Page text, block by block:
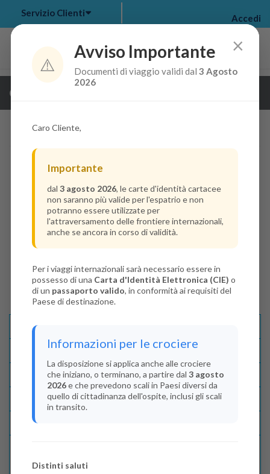
my bookings >
Servizio Clienti Accedi
Guarda i dettagli della crociera
Disponibilità
Condizioni
Recensioni
Indica il numero dei passeggeri
×
⚠️
Avviso Importante
Documenti di viaggio validi dal3 Agosto
2026
Caro Cliente,
Importante
dal 3 agosto 2026, le carte d'identità cartacee
non saranno più valide per l'espatrio e non
potranno essere utilizzate per
l'attraversamento delle frontiere internazionali,
anche se ancora in corso di validità.
Per i viaggi internazionali sarà necessario essere in
possesso di una Carta d'Identità Elettronica (CIE) o
di un passaporto valido, in conformità ai requisiti del
Paese di destinazione.
Informazioni per le crociere
La disposizione si applica anche alle crociere
che iniziano, o terminano, a partire dal 3 agosto
2026e che prevedono scali in Paesi diversi da
quello di cittadinanza dell'ospite, inclusi gli scali
in transito.
Distinti saluti